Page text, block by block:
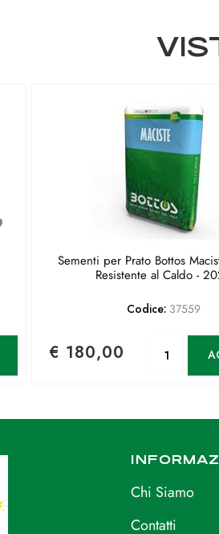
Sementi per Prato Bottos
Resistente al Caldo -
Codice: 37559
€ 180,00
Chi Siamo
Contatti